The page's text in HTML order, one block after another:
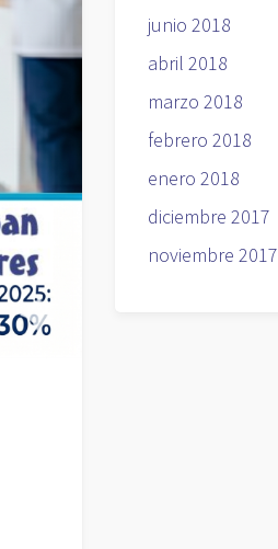
junio 2018
abril 2018
marzo 2018
febrero 2018
enero 2018
diciembre 2017
noviembre 2017